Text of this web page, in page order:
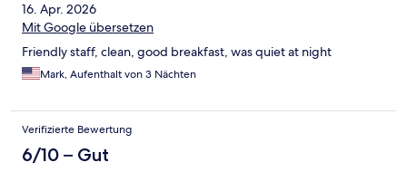
16. Apr. 2026
Mit Google übersetzen
Friendly staff, clean, good breakfast, was quiet at night
Mark, Aufenthalt von 3 Nächten
Verifizierte Bewertung
6/10 – Gut